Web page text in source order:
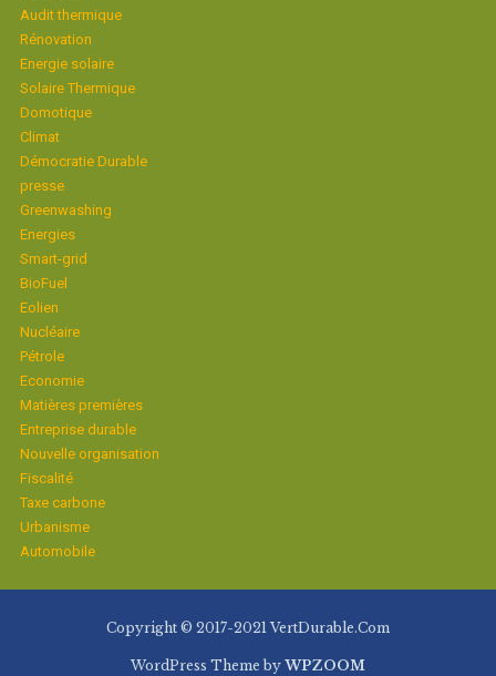
Audit thermique
Rénovation
Energie solaire
Solaire Thermique
Domotique
Climat
Démocratie Durable
presse
Greenwashing
Energies
Smart-grid
BioFuel
Eolien
Nucléaire
Pétrole
Economie
Matières premières
Entreprise durable
Nouvelle organisation
Fiscalité
Taxe carbone
Urbanisme
Automobile
Copyright © 2017-2021 VertDurable.Com
WordPress Theme by WPZOOM